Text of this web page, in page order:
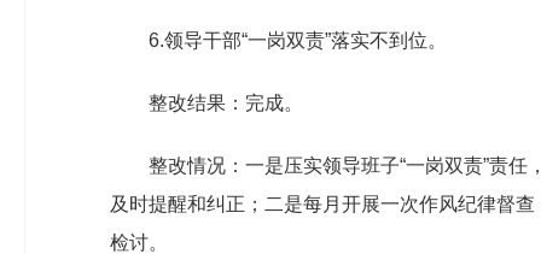
6.领导干部“一岗双责”落实不到位。
整改结果：完成。
整改情况：一是压实领导班子“一岗双责”责
及时提醒和纠正；二是每月开展一次作风纪律督
检讨。